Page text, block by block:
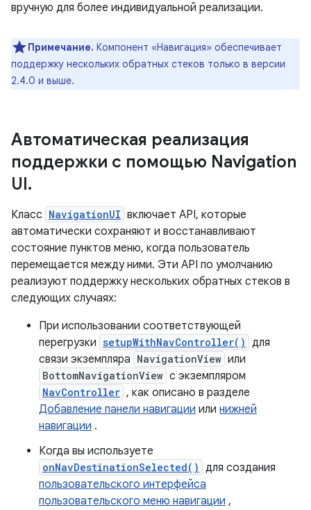
вручную для более индивидуальной реализации.
Примечание. Компонент «Навигация» обеспечивает
поддержку нескольких обратных стеков только в версии
2.4.0 и выше.
Автоматическая реализация
поддержки с помощью Navigation
UI.
Класс NavigationUI включает API, которые
автоматически сохраняют и восстанавливают
состояние пунктов меню, когда пользователь
перемещается между ними. Эти API по умолчанию
реализуют поддержку нескольких обратных стеков в
следующих случаях:
При использовании соответствующей
перегрузки setupWithNavController() для
связи экземпляра NavigationView или
BottomNavigationView с экземпляром
NavController , как описано в разделе
Добавление панели навигации или нижней
навигации .
Когда вы используете
onNavDestinationSelected() для создания
пользовательского интерфейса
пользовательского меню навигации ,